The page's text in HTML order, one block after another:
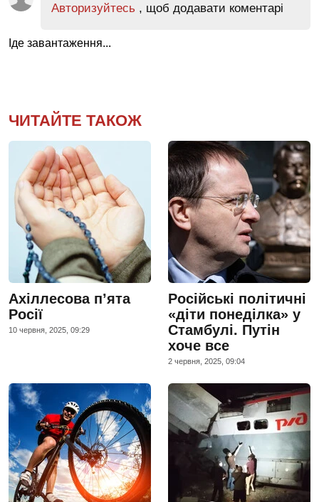
Авторизуйтесь , щоб додавати коментарі
Іде завантаження...
ЧИТАЙТЕ ТАКОЖ
Ахіллесова п’ята
Росії
10 червня, 2025, 09:29
Російські політичні
«діти понеділка» у
Стамбулі. Путін
хоче все
2 червня, 2025, 09:04